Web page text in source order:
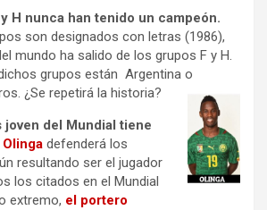
H nunca han tenido un campeón.
son designados con letras (1986),
mundo ha salido de los grupos F y H.
grupos están Argentina o
¿Se repetirá la historia?
joven del Mundial tiene
defenderá los
resultando ser el jugador
los citados en el Mundial
extremo, el portero